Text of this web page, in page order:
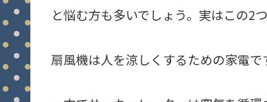
と悩む方も多いでしょう。実はこの2
扇風機は人を涼しくするための家電で